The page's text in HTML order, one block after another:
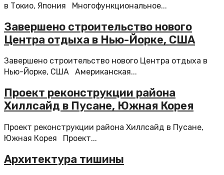
в Токио, Япония Многофункциональное...
Завершено строительство нового
Центра отдыха в Нью-Йорке, США
Завершено строительство нового Центра отдыха в
Нью-Йорке, США Американская...
Проект реконструкции района
Хиллсайд в Пусане, Южная Корея
Проект реконструкции района Хиллсайд в Пусане,
Южная Корея Проект...
Архитектура тишины